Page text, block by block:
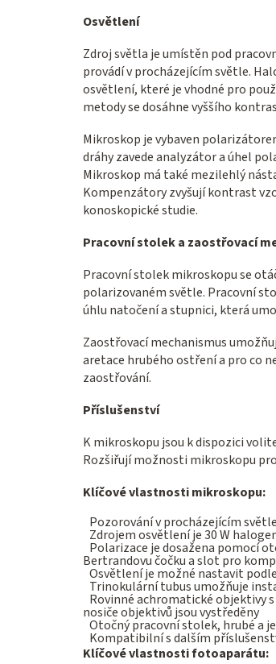
Osvětlení
Zdroj světla je umístěn pod
provádí v procházejícím světle.
osvětlení, které je vhodné pro
metody se dosáhne vyššího
Mikroskop je vybaven
dráhy zavede analyzátor a úhel
Mikroskop má také mezilehlý
Kompenzátory zvyšují kontrast
konoskopické studie.
Pracovní stolek a zaostřovací
Pracovní stolek mikroskopu se
polarizovaném světle. Pracovní
úhlu natočení a stupnici, která
Zaostřovací mechanismus
aretace hrubého ostření a pro co
zaostřování.
Příslušenství
K mikroskopu jsou k dispozici
Rozšiřují možnosti mikroskopu
Klíčové vlastnosti mikroskopu:
Pozorování v procházejícím
Zdrojem osvětlení je 30 W
Polarizace je dosažena pomocí
Bertrandovu čočku a slot pro
Osvětlení je možné nastavit
Trinokulární tubus umožňuje
Rovinné achromatické objektivy
nosiče objektivů jsou vystředěny
Otočný pracovní stolek, hrubé a
Kompatibilní s dalším
Klíčové vlastnosti fotoaparátu: